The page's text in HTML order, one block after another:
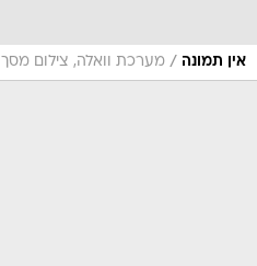
אין תמונה / מערכת וואלה, צילום מסך